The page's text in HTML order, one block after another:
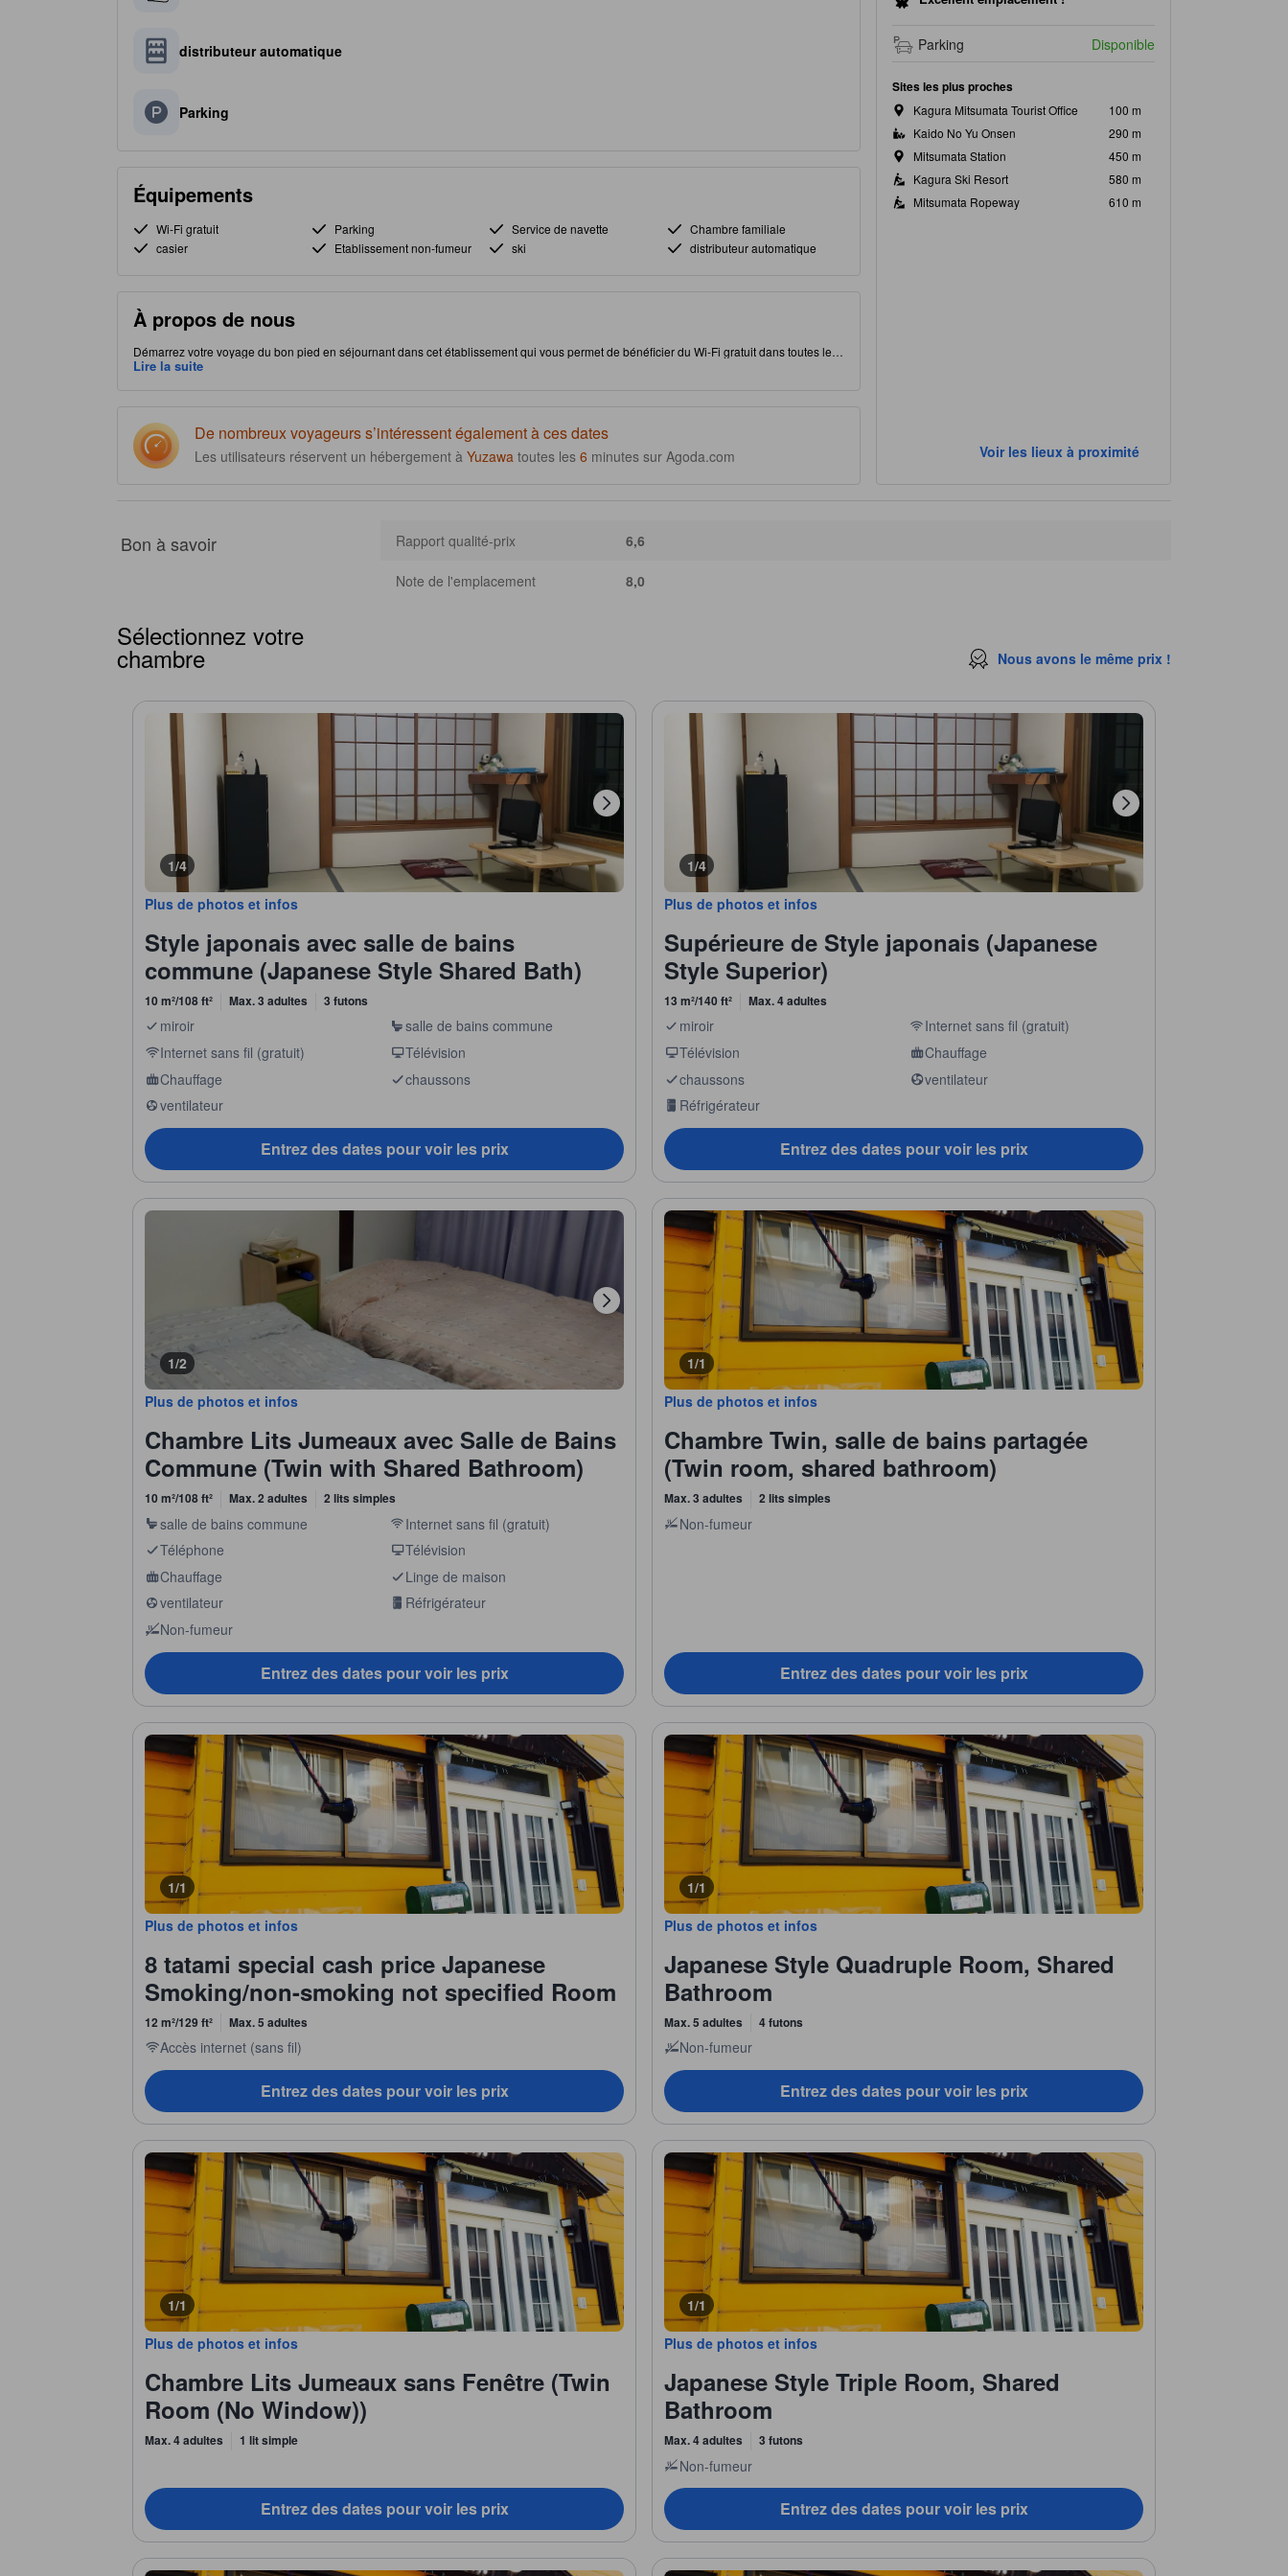
distributeur automatique
Parking
Équipements
Wi-Fi gratuit Parking Service de navette
Chambre familiale
casier
Etablissement non-fumeur ski distributeur automatique
À propos de nous
Démarrez votre voyage du bon pied en séjournant dans cet établissement qui vous permet de bénéficier du Wi-Fi gratuit dans toutes les
chambres pendant vos vacances. Idéalement situé, Kagura Snow Resorts à Yuzawa, cet établissement vous permet d'accéder facilement
Lire la suite
De nombreux voyageurs s’intéressent également à ces dates
Les utilisateurs réservent un hébergement à Yuzawa toutes les 6 minutes sur Agoda.com
Parking Disponible
Sites les plus proches
Kagura Mitsumata Tourist Office
100 m
Kaido No Yu Onsen
290 m
Mitsumata Station
450 m
Kagura Ski Resort
580 m
Mitsumata Ropeway
610 m
Voir les lieux à proximité
Bon à savoir Rapport qualité-prix 6,6
Note de l'emplacement 8,0
Sélectionnez votre
chambre Nous avons le même prix !
1/4
Plus de photos et infos
Style japonais avec salle de bains
commune (Japanese Style Shared Bath)
10 m²/108 ft² Max. 3 adultes 3 futons
miroir salle de bains commune
Internet sans fil (gratuit) Télévision
Chauffage chaussons
ventilateur
Entrez des dates pour voir les prix
1/4
Plus de photos et infos
Supérieure de Style japonais (Japanese
Style Superior)
13 m²/140 ft² Max. 4 adultes
miroir Internet sans fil (gratuit)
Télévision Chauffage
chaussons ventilateur
Réfrigérateur
Entrez des dates pour voir les prix
1/2
Plus de photos et infos
Chambre Lits Jumeaux avec Salle de Bains
Commune (Twin with Shared Bathroom)
10 m²/108 ft² Max. 2 adultes 2 lits simples
salle de bains commune Internet sans fil (gratuit)
Téléphone Télévision
Chauffage Linge de maison
ventilateur Réfrigérateur
Non-fumeur
Entrez des dates pour voir les prix
1/1
Plus de photos et infos
Chambre Twin, salle de bains partagée
(Twin room, shared bathroom)
Max. 3 adultes 2 lits simples
Non-fumeur
Entrez des dates pour voir les prix
1/1
Plus de photos et infos
8 tatami special cash price Japanese
Smoking/non-smoking not specified Room
12 m²/129 ft² Max. 5 adultes
Accès internet (sans fil)
Entrez des dates pour voir les prix
1/1
Plus de photos et infos
Japanese Style Quadruple Room, Shared
Bathroom
Max. 5 adultes 4 futons
Non-fumeur
Entrez des dates pour voir les prix
1/1
Plus de photos et infos
Chambre Lits Jumeaux sans Fenêtre (Twin
Room (No Window))
Max. 4 adultes 1 lit simple
Entrez des dates pour voir les prix
1/1
Plus de photos et infos
Japanese Style Triple Room, Shared
Bathroom
Max. 4 adultes 3 futons
Non-fumeur
Entrez des dates pour voir les prix